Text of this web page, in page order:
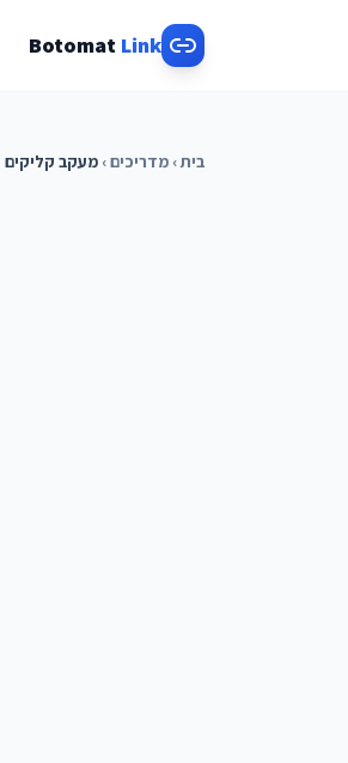
Botomat Link
בית› מדריכים› מעקב קליקים